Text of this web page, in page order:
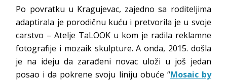
Po povratku u Kragujevac, zajedno sa roditeljima
adaptirala je porodičnu kuću i pretvorila je u svoje
carstvo – Atelje TaLOOK u kom je radila reklamne
fotografije i mozaik skulpture. A onda, 2015. došla
je na ideju da zarađeni novac uloži u još jedan
posao i da pokrene svoju liniju obuće “Mosaic by